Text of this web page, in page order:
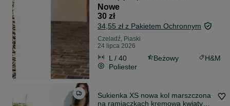
PROMOCJA
Nowe
30 zł
34,55 zł z Pakietem Ochronnym
Czeladź, Piaski
24 lipca 2026
L / 40 Beżowy
H&M
Poliester
Sukienka XS nowa kol marszczona
na ramiączkach kremowa kwiaty